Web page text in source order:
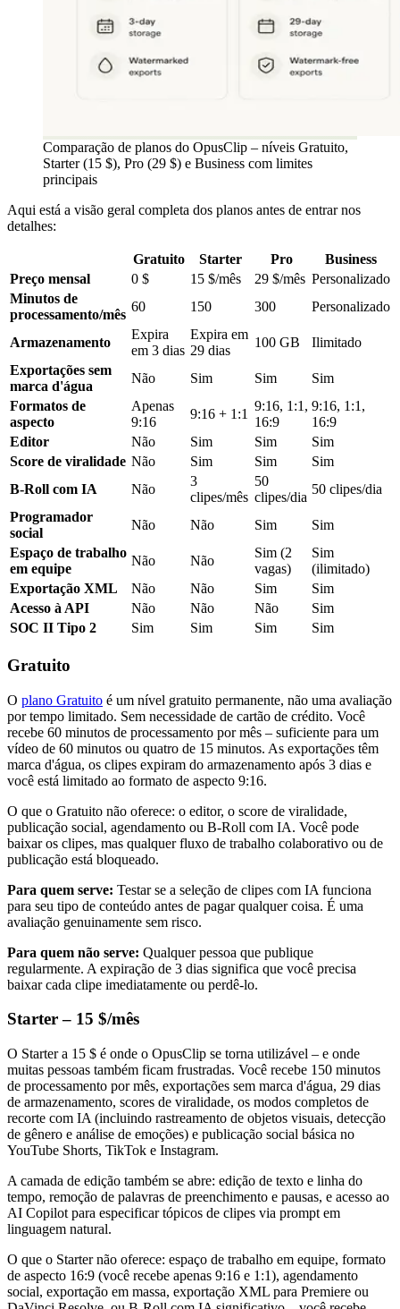
Comparação de planos do OpusClip – níveis Gratuito,
Starter (15 $), Pro (29 $) e Business com limites
principais
Aqui está a visão geral completa dos planos antes de entrar nos
detalhes:
Gratuito Starter Pro
Business
Preço mensal
0 $ 15 $/mês 29 $/mês Personalizado
Minutos de
processamento/mês
60 150 300 Personalizado
Armazenamento
Expira
em 3 dias
Expira em
29 dias
100 GB
Ilimitado
Exportações sem
marca d'água
Não Sim Sim
Sim
Formatos de
aspecto
Apenas
9:16
9:16 + 1:1
9:16, 1:1,
16:9
9:16, 1:1,
16:9
Editor
Não Sim Sim
Sim
Score de viralidade Não Sim Sim
Sim
B-Roll com IA
Não
3
clipes/mês
50
clipes/dia
50 clipes/dia
Programador
social
Não Não Sim
Sim
Espaço de trabalho
em equipe
Não Não
Sim (2
vagas)
Sim
(ilimitado)
Exportação XML
Não Não Sim
Sim
Acesso à API
Não Não Não
Sim
SOC II Tipo 2
Sim Sim Sim Sim
Gratuito
O plano Gratuito é um nível gratuito permanente, não uma avaliação
por tempo limitado. Sem necessidade de cartão de crédito. Você
recebe 60 minutos de processamento por mês – suficiente para um
vídeo de 60 minutos ou quatro de 15 minutos. As exportações têm
marca d'água, os clipes expiram do armazenamento após 3 dias e
você está limitado ao formato de aspecto 9:16.
O que o Gratuito não oferece: o editor, o score de viralidade,
publicação social, agendamento ou B-Roll com IA. Você pode
baixar os clipes, mas qualquer fluxo de trabalho colaborativo ou de
publicação está bloqueado.
Para quem serve: Testar se a seleção de clipes com IA funciona
para seu tipo de conteúdo antes de pagar qualquer coisa. É uma
avaliação genuinamente sem risco.
Para quem não serve: Qualquer pessoa que publique
regularmente. A expiração de 3 dias significa que você precisa
baixar cada clipe imediatamente ou perdê-lo.
Starter – 15 $/mês
O Starter a 15 $ é onde o OpusClip se torna utilizável – e onde
muitas pessoas também ficam frustradas. Você recebe 150 minutos
de processamento por mês, exportações sem marca d'água, 29 dias
de armazenamento, scores de viralidade, os modos completos de
recorte com IA (incluindo rastreamento de objetos visuais, detecção
de gênero e análise de emoções) e publicação social básica no
YouTube Shorts, TikTok e Instagram.
A camada de edição também se abre: edição de texto e linha do
tempo, remoção de palavras de preenchimento e pausas, e acesso ao
AI Copilot para especificar tópicos de clipes via prompt em
linguagem natural.
O que o Starter não oferece: espaço de trabalho em equipe, formato
de aspecto 16:9 (você recebe apenas 9:16 e 1:1), agendamento
social, exportação em massa, exportação XML para Premiere ou